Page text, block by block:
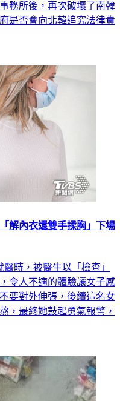
務所後，再次破壞了南韓
是否會向北韓追究法律責
解內衣還雙手揉胸」下場
時，被醫生以「檢查」
令人不適的體驗讓女子感
要對外伸張，後續這名女
，最終她鼓起勇氣報警，